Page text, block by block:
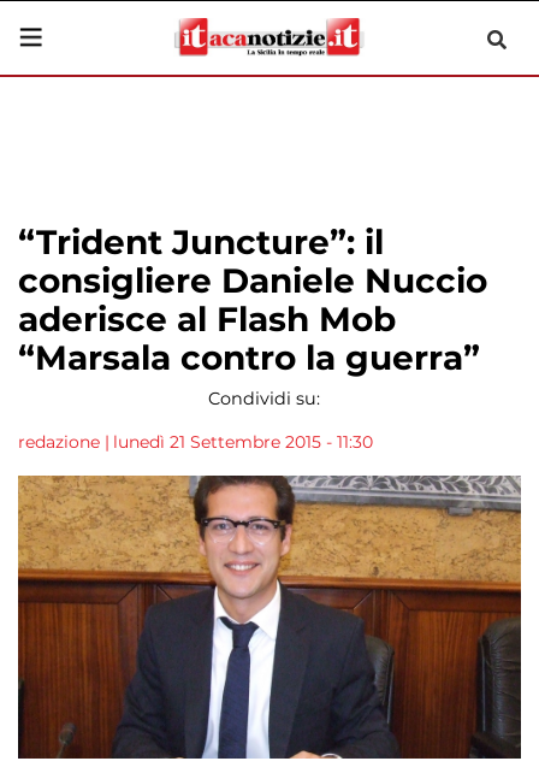
“Trident Juncture”: il
consigliere Daniele Nuccio
aderisce al Flash Mob
“Marsala contro la guerra”
Condividi su:
redazione | lunedì 21 Settembre 2015 - 11:30